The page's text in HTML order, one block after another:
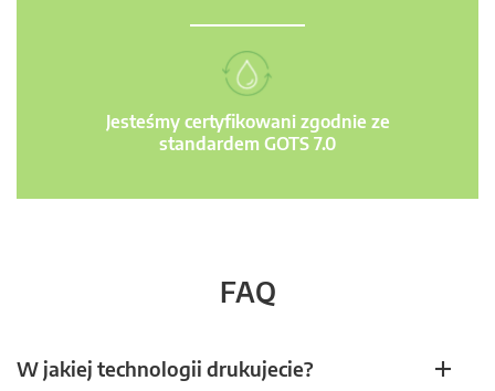
Jesteśmy certyfikowani zgodnie ze
standardem GOTS 7.0
FAQ
W jakiej technologii drukujecie?